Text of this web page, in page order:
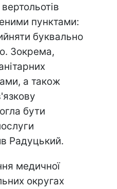
пунктами:
буквально
Зокрема,
а також
бути
Радуцький.
медичної
округах